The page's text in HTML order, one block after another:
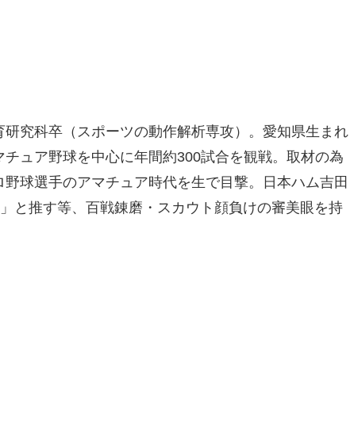
究科卒（スポーツの動作解析専攻）。愛知県生まれ
ュア野球を中心に年間約300試合を観戦。取材の為
球選手のアマチュア時代を生で目撃。日本ハム吉田
と推す等、百戦錬磨・スカウト顔負けの審美眼を持